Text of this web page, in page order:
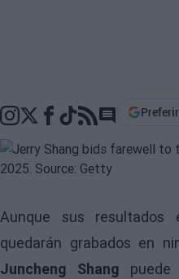
Go to
Aunque sus resultados
quedarán grabados en
Juncheng Shang